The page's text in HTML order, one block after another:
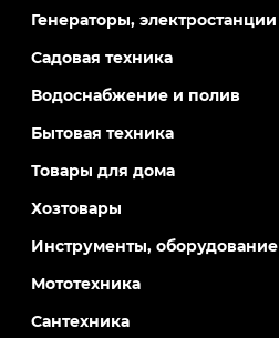
Генераторы, электростанции
Садовая техника
Водоснабжение и полив
Бытовая техника
Товары для дома
Хозтовары
Инструменты, оборудование
Мототехника
Сантехника